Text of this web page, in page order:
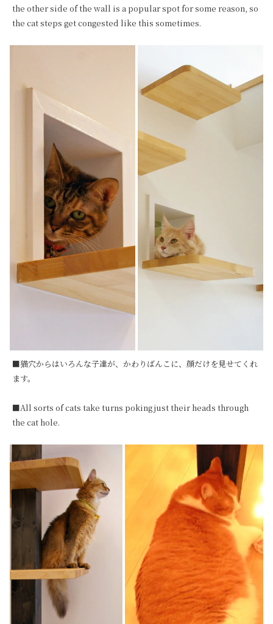
the other side of the wall is a popular spot for some reason, so
the cat steps get congested like this sometimes.
■猫穴からはいろんな子達が、かわりばんこに、顔だけを見せてくれ
ます。
■All sorts of cats take turns poking just their heads through
the cat hole.